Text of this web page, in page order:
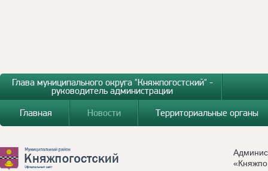
Глава муниципального округа "Княжпогостский" -
руководитель администрации
Главная
Новости Территориальные органы